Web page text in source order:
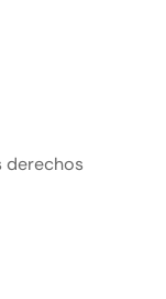
derechos